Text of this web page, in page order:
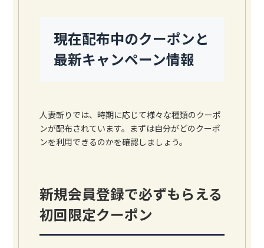
現在配布中のクーポンと
最新キャンペーン情報
人妻斬りでは、時期に応じて様々な種類のクーポ
ンが配布されています。まずは自分がどのクーポ
ンを利用できるのかを確認しましょう。
新規会員登録で必ずもらえる
初回限定クーポン